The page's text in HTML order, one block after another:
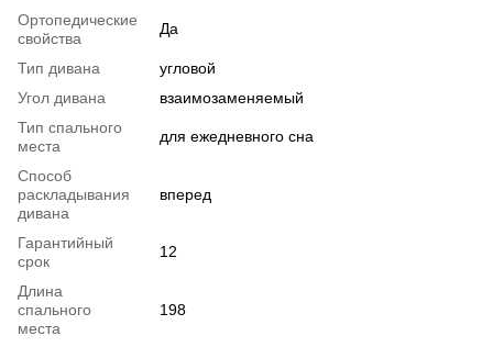
Ортопедические
свойства
Да
Тип дивана
угловой
Угол дивана
взаимозаменяемый
Тип спального
места
для ежедневного сна
Способ
раскладывания
дивана
вперед
Гарантийный
срок
12
Длина
спального
места
198